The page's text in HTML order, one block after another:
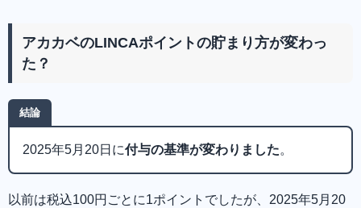
アカカベのLINCAポイントの貯まり方が変わっ
た？
結論
2025年5月20日に付与の基準が変わりました。
以前は税込100円ごとに1ポイントでしたが、2025年5月20